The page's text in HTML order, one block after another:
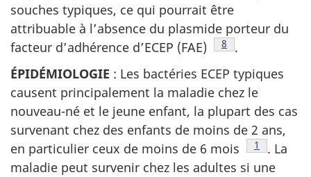
souches typiques, ce qui pourrait être
attribuable à l’absence du plasmide porteur du
facteur d’adhérence d’ECEP (FAE)
Note de bas de
8
.
ÉPIDÉMIOLOGIE : Les bactéries ECEP typiques
causent principalement la maladie chez le
nouveau-né et le jeune enfant, la plupart des cas
survenant chez des enfants de moins de 2 ans,
en particulier ceux de moins de 6 mois
Note de
1
. La
maladie peut survenir chez les adultes si une